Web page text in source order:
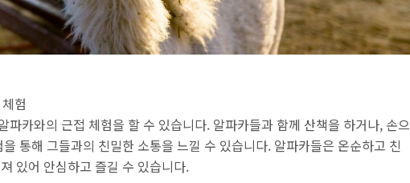
험
파카와의 근접 체험을 할 수 있습니다. 알파카들과 함께 산책을 하거나, 손으
통해 그들과의 친밀한 소통을 느낄 수 있습니다. 알파카들은 온순하고 친
있어 안심하고 즐길 수 있습니다.